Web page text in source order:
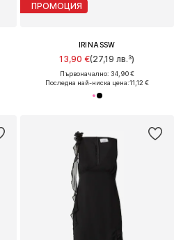
ПРОМОЦИЯ
IRINASSW
13,90 €(27,19 лв.³)
Първоначално: 34,90 €
Последна най-ниска цена:11,12 €